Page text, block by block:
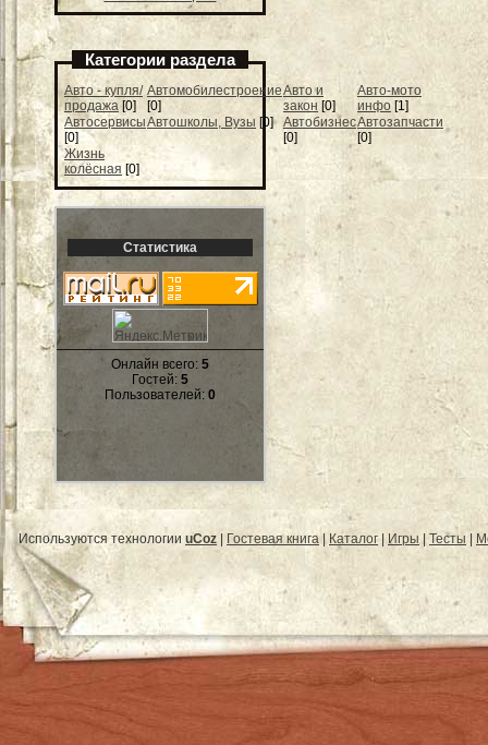
Категории раздела
Авто - купля/
продажа [0]
Автомобилестроение
[0]
Авто и
закон [0]
Авто-мото
инфо [1]
Автосервисы
[0]
Автошколы, Вузы [0]
Автобизнес
[0]
Автозапчасти
[0]
Жизнь
колёсная [0]
Статистика
Онлайн всего: 5
Гостей: 5
Пользователей: 0
Используются технологии uCoz | Гостевая книга | Каталог | Игры | Тесты |